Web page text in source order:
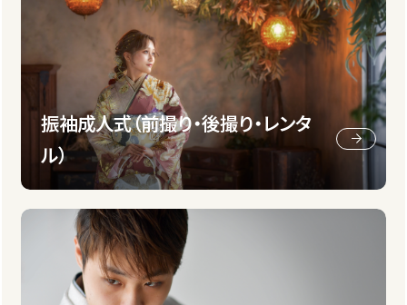
振袖成人式（前撮り・後撮り・レンタ
ル）